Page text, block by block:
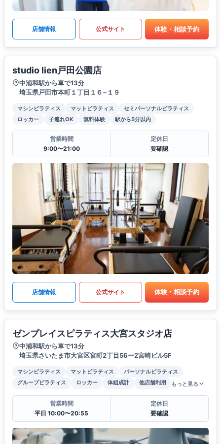
店舗情報 公式サイト 体験・相談予約
studio lien戸田公園店
中浦和駅から車で13分
埼玉県戸田市本町１丁目１６−１９
マシンピラティス マットピラティス
セミパーソナルピラティス
ロッカー
子連れOK 無料体験 駅から5分以内
営業時間
9:00〜21:00
定休日
要確認
店舗情報 公式サイト 体験・相談予約
ゼンプレイスピラティス大宮スタジオ店
中浦和駅から車で13分
埼玉県さいたま市大宮区宮町2丁目56ー2宮崎ビル5F
マシンピラティス マットピラティス
パーソナルピラティス
グループピラティス
ロッカー 体組成計 他店舗利用 もっと見る
営業時間
平日 10:00〜20:55
定休日
要確認